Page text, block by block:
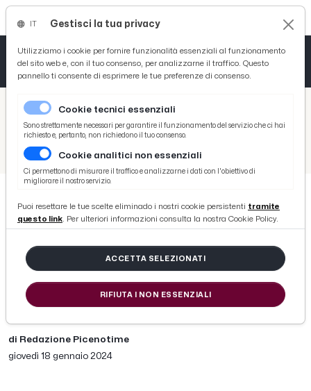
/ Picenotime
/ Sport
/ Volley
Pallavolo femminile, Serie B2: Carlo Forti–Axore.it chiude girone andata in casa contro la capolista Lasersoft Riccione
Pallavolo femminile, Serie B2:
Carlo Forti–Axore.it chiude girone
andata in casa contro la capolista
Lasersoft Riccione
di Redazione Picenotime
giovedì 18 gennaio 2024
Gestisci la tua privacy
Utilizziamo i cookie per fornire funzionalità essenziali al funzionamento
del sito web e, con il tuo consenso, per analizzarne il traffico. Questo
pannello ti consente di esprimere le tue preferenze di consenso.
Cookie tecnici essenziali
Sono strettamente necessari per garantire il funzionamento del servizio che ci hai
richiesto e, pertanto, non richiedono il tuo consenso.
Cookie analitici non essenziali
Ci permettono di misurare il traffico e analizzarne i dati con l'obiettivo di
migliorare il nostro servizio.
Puoi resettare le tue scelte eliminado i nostri cookie persistenti tramite
questo link. Per ulteriori informazioni consulta la nostra Cookie Policy.
ACCETTA SELEZIONATI
RIFIUTA I NON ESSENZIALI
Tutto News
Tutto Sport
Basket
Ciclismo
Tutto Curiosità